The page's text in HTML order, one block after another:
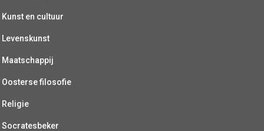
Kunst en cultuur
Levenskunst
Maatschappij
Oosterse filosofie
Religie
Socratesbeker